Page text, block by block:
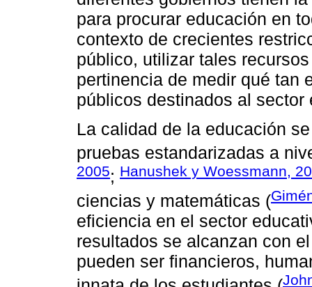
para procurar educación en
contexto de crecientes
público, utilizar tales
pertinencia de medir qué tan
públicos destinados al sector
La calidad de la educación
pruebas estandarizadas a
2005; Hanushek y Woessmann,
ciencias y matemáticas (
eficiencia en el sector
resultados se alcanzan con
pueden ser financieros,